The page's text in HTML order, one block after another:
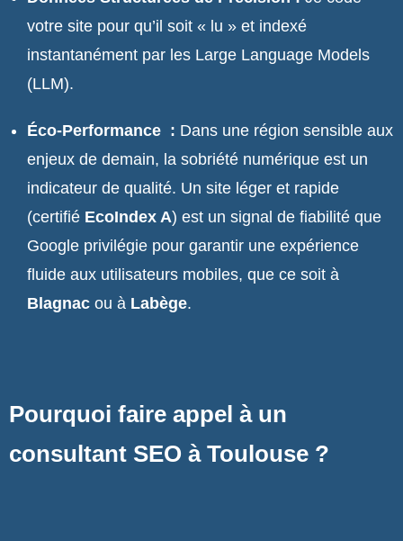
votre site pour qu’il soit « lu » et indexé
instantanément par les Large Language Models
(LLM).
Éco-Performance : Dans une région sensible aux
enjeux de demain, la sobriété numérique est un
indicateur de qualité. Un site léger et rapide
(certifié EcoIndex A) est un signal de fiabilité que
Google privilégie pour garantir une expérience
fluide aux utilisateurs mobiles, que ce soit à
Blagnac ou à Labège.
Pourquoi faire appel à un
consultant SEO à Toulouse ?